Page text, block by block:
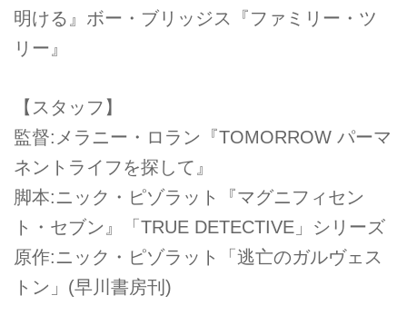
明ける』ボー・ブリッジス『ファミリー・ツ
リー』
【スタッフ】
監督:メラニー・ロラン『TOMORROW パーマ
ネントライフを探して』
脚本:ニック・ピゾラット『マグニフィセン
ト・セブン』「TRUE DETECTIVE」シリーズ
原作:ニック・ピゾラット「逃亡のガルヴェス
トン」(早川書房刊)